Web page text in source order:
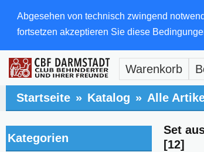
Abgesehen von technisch zwingend
fortsetzen akzeptieren Sie diese
Warenkorb
Startseite » Katalog » Alle
Set
[12]
Kategorien